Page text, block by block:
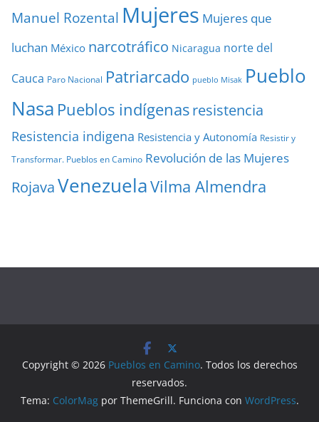
Manuel Rozental Mujeres Mujeres que
luchan México narcotráfico Nicaragua norte del
Cauca Paro Nacional Patriarcado pueblo Misak Pueblo
Nasa Pueblos indígenasresistencia
Resistencia indigena Resistencia y Autonomía Resistir y
Transformar. Pueblos en Camino Revolución de las Mujeres
RojavaVenezuelaVilma Almendra
Copyright © 2026 Pueblos en Camino. Todos los derechos
reservados.
Tema: ColorMagpor ThemeGrill. Funciona con WordPress.